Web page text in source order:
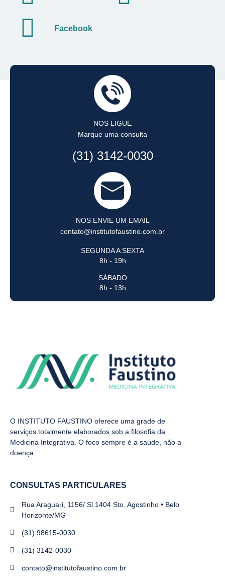
Facebook
NOS LIGUE
Marque uma consulta
(31) 3142-0030
NOS ENVIE UM EMAIL
contato@institutofaustino.com.br
SEGUNDA A SEXTA
8h - 19h
SÁBADO
8h - 13h
O INSTITUTO FAUSTINO oferece uma grade de
serviços totalmente elaborados sob a filosofia da
Medicina Integrativa. O foco sempre é a saúde, não a
doença.
CONSULTAS PARTICULARES
Rua Araguari, 1156/ Sl.1404 Sto. Agostinho • Belo
Horizonte/MG
(31) 98615-0030
(31) 3142-0030
contato@institutofaustino.com.br